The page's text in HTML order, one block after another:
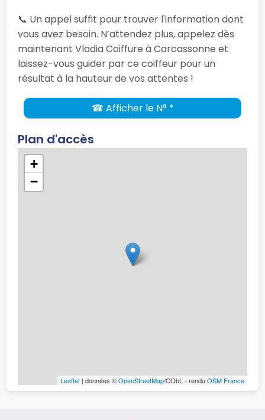
📞 Un appel suffit pour trouver l'information dont
vous avez besoin. N’attendez plus, appelez dès
maintenant Vladia Coiffure à Carcassonne et
laissez-vous guider par ce coiffeur pour un
résultat à la hauteur de vos attentes !
☎ Afficher le N° *
Plan d'accès
+
−
Leaflet | données ©OpenStreetMap/ODbL - renduOSM France